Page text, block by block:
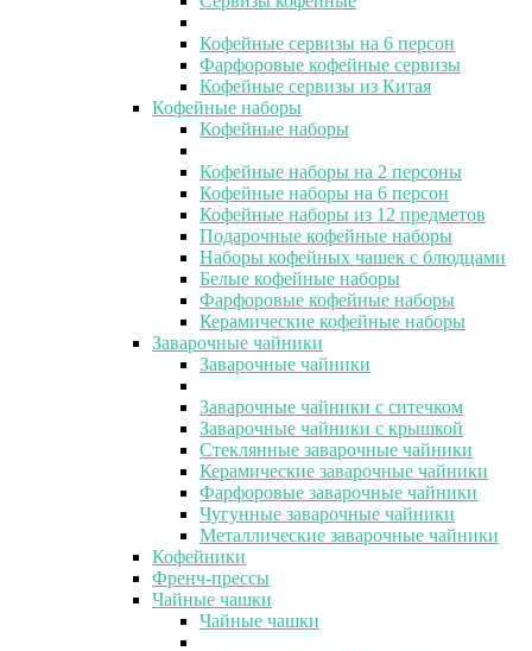
Кофейные сервизы на 6 персон
Фарфоровые кофейные сервизы
Кофейные сервизы из Китая
Кофейные наборы
Кофейные наборы
Кофейные наборы на 2 персоны
Кофейные наборы на 6 персон
Кофейные наборы из 12 предметов
Подарочные кофейные наборы
Наборы кофейных чашек с блюдцами
Белые кофейные наборы
Фарфоровые кофейные наборы
Керамические кофейные наборы
Заварочные чайники
Заварочные чайники
Заварочные чайники с ситечком
Заварочные чайники с крышкой
Стеклянные заварочные чайники
Керамические заварочные чайники
Фарфоровые заварочные чайники
Чугунные заварочные чайники
Металлические заварочные чайники
Кофейники
Френч-прессы
Чайные чашки
Чайные чашки